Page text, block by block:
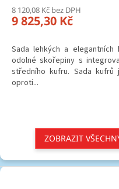
8 120,08 Kč bez DPH
9 825,30 Kč
Sada lehkých a
odolné skořepiny s
středního kufru. Sada
oproti...
ZOBRAZIT
Z